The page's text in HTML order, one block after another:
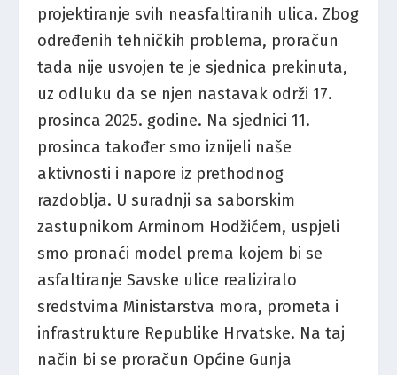
projektiranje svih neasfaltiranih ulica. Zbog
određenih tehničkih problema, proračun
tada nije usvojen te je sjednica prekinuta,
uz odluku da se njen nastavak održi 17.
prosinca 2025. godine. Na sjednici 11.
prosinca također smo iznijeli naše
aktivnosti i napore iz prethodnog
razdoblja. U suradnji sa saborskim
zastupnikom Arminom Hodžićem, uspjeli
smo pronaći model prema kojem bi se
asfaltiranje Savske ulice realiziralo
sredstvima Ministarstva mora, prometa i
infrastrukture Republike Hrvatske. Na taj
način bi se proračun Općine Gunja